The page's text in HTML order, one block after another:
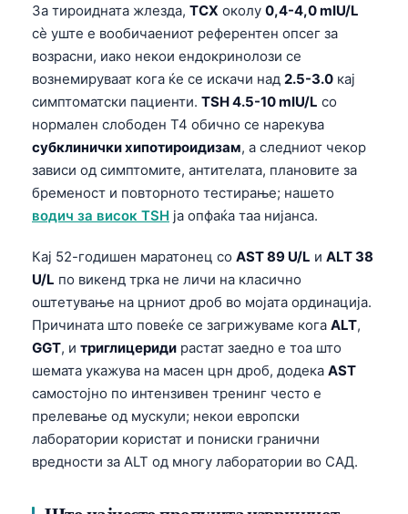
За тироидната жлезда, ТСХ околу 0,4-4,0 mIU/L
сè уште е вообичаениот референтен опсег за
возрасни, иако некои ендокринолози се
вознемируваат кога ќе се искачи над 2.5-3.0 кај
симптоматски пациенти. TSH 4.5-10 mIU/L со
нормален слободен T4 обично се нарекува
субклинички хипотироидизам, а следниот чекор
зависи од симптомите, антителата, плановите за
бременост и повторното тестирање; нашето
водич за висок TSH ја опфаќа таа нијанса.
Кај 52-годишен маратонец со AST 89 U/L и ALT 38
U/L по викенд трка не личи на класично
оштетување на црниот дроб во мојата ординација.
Причината што повеќе се загрижуваме кога ALT,
GGT, и триглицериди растат заедно е тоа што
шемата укажува на масен црн дроб, додека AST
самостојно по интензивен тренинг често е
прелевање од мускули; некои европски
лаборатории користат и пониски гранични
вредности за ALT од многу лаборатории во САД.